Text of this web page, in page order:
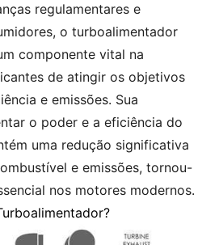
regulamentares e
o turboalimentador
componente vital na
de atingir os objetivos
e emissões. Sua
o poder e a eficiência do
uma redução significativa
e emissões, tornou-
nos motores modernos.